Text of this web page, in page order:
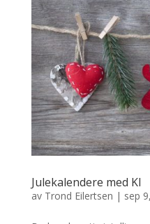
Julekalendere med KI
av Trond Eilertsen | sep